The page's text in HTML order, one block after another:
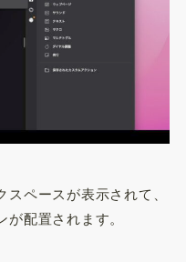
ペースが表示されて、
配置されます。